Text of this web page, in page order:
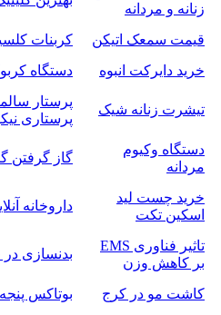
زنانه و مردانه
قیمت سمعک اتیکن
کربنات
خرید دایرکت انبوه
دستگاه
تیشرت زنانه شیک
پرستار
پرستاری
دستگاه وکیوم
مردانه
گاز گرفتن
خرید چست لید
اسکین تکت
داروخانه
تاثیر فناوری EMS
بر کاهش وزن
بدنسازی در
کاشت مو در کرج بوتاکس